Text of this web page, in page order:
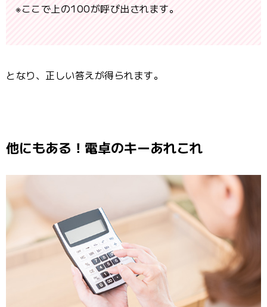
※ここで上の100が呼び出されます。
となり、正しい答えが得られます。
他にもある！電卓のキーあれこれ